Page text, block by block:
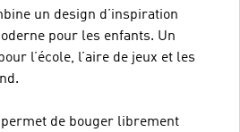
un design d’inspiration
pour les enfants. Un
l’école, l’aire de jeux et les
de bouger librement